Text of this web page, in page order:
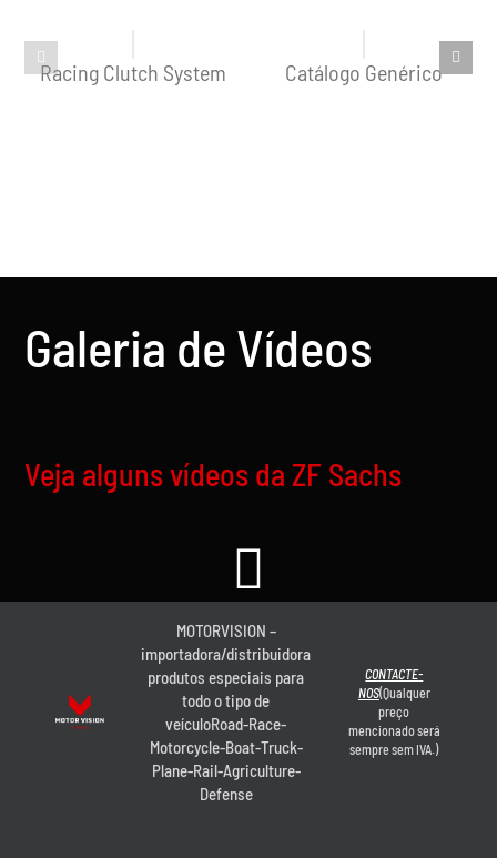
Racing Clutch System Catálogo Genérico
Galeria de Vídeos
Veja alguns vídeos da ZF Sachs
MOTORVISION –
importadora/distribuidora
produtos especiais para
todo o tipo de
veículoRoad-Race-
Motorcycle-Boat-Truck-
Plane-Rail-Agriculture-
Defense
CONTACTE-
NOS(Qualquer
preço
mencionado será
sempre sem IVA.)